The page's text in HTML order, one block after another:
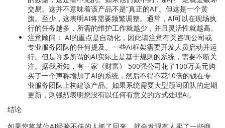
交易。这并不意味着该产品不是“真正的AI”。但这是一个黄
旗。至少，这表明AI将需要频繁调整。通常，AI可以在现场执
行的任务越多，所需的维护工作就越少，并且灵活性就越高。
注意顾问： AI的重点是自动化，因此请注意有关咨询公司或
专业服务团队的任何提及。一些AI框架需要开发人员启动并运
行。但是许多所谓的AI实际上是基于规则的系统，需要不断关
注。据我所知，有一家《财富》 500强公司花了100万美元购
买了一个声称增加了AI的系统，然后不得不花10倍的钱在专
业服务团队上构建该产品。如果系统需要大型顾问团队的定期
更新，则强烈表明您没有以任何有意义的方式处理AI。
结论